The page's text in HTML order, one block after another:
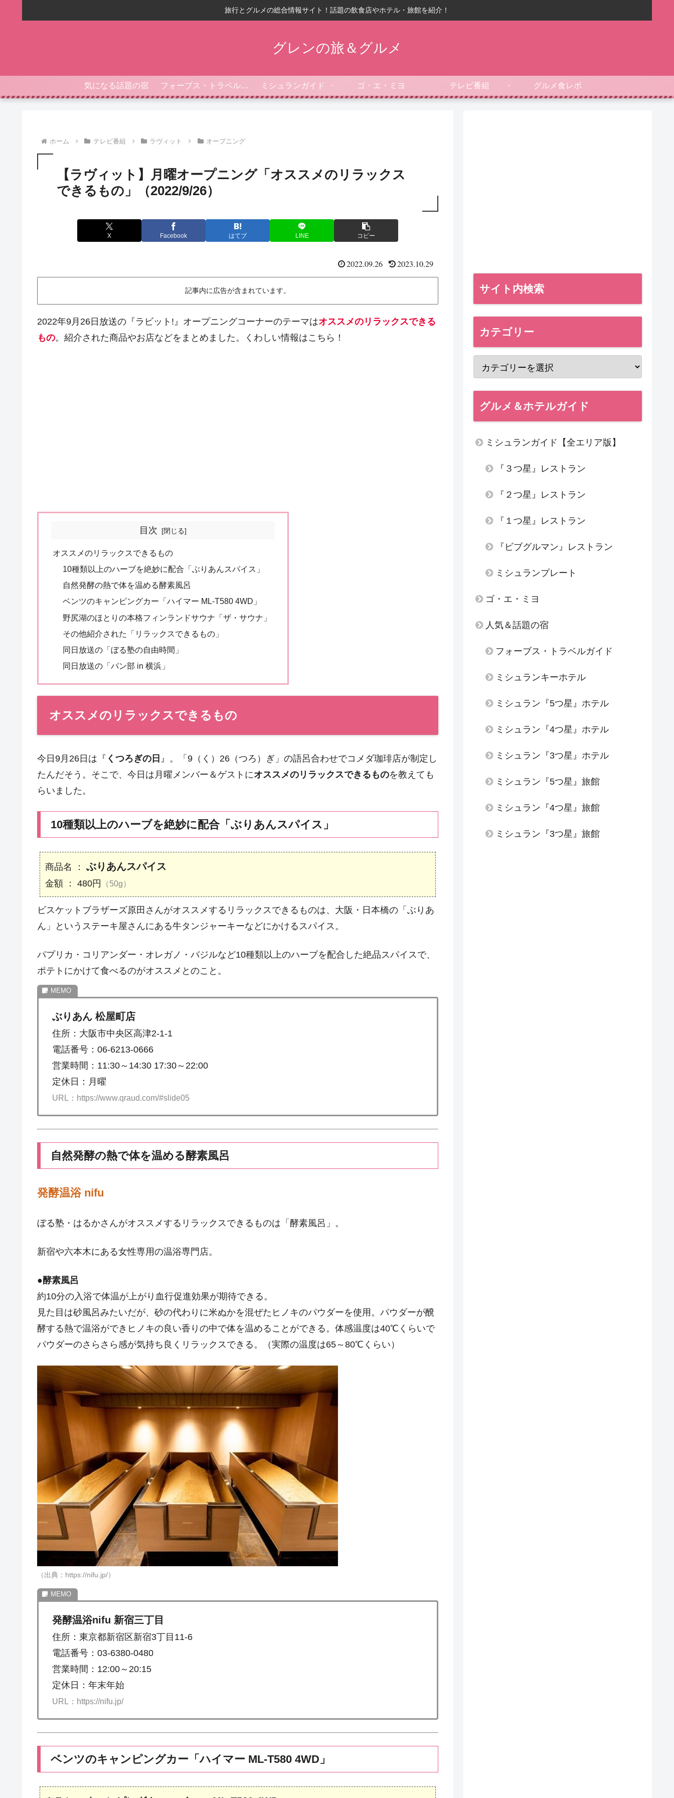
旅行とグルメの総合情報サイト！話題の飲食店やホテル・旅館を紹介！
グレンの旅＆グルメ
気になる話題の宿 フォーブス・トラベルガイド ミシュランガイド ゴ・エ・ミヨ テレビ番組 グルメ食レポ
ホーム テレビ番組 ラヴィット オープニング
【ラヴィット】月曜オープニング「オススメのリラックス
できるもの」（2022/9/26）
X Facebook はてブ LINE コピー
2022.09.26 2023.10.29
記事内に広告が含まれています。
2022年9月26日放送の『ラビット!』オープニングコーナーのテーマはオススメのリラックスできる
もの。紹介された商品やお店などをまとめました。くわしい情報はこちら！
目次
オススメのリラックスできるもの
10種類以上のハーブを絶妙に配合「ぶりあんスパイス」
自然発酵の熱で体を温める酵素風呂
ベンツのキャンピングカー「ハイマー ML-T580 4WD」
野尻湖のほとりの本格フィンランドサウナ「ザ・サウナ」
その他紹介された「リラックスできるもの」
同日放送の「ぼる塾の自由時間」
同日放送の「パン部 in 横浜」
オススメのリラックスできるもの
今日9月26日は『 くつろぎの日 』。「9（く）26（つろ）ぎ」の語呂合わせでコメダ珈琲店が制定し
たんだそう。そこで、今日は月曜メンバー＆ゲストにオススメのリラックスできるものを教えても
らいました。
10種類以上のハーブを絶妙に配合「ぶりあんスパイス」
商品名 ： ぶりあんスパイス
金額 ： 480円 （50g）
ビスケットブラザーズ原田さんがオススメするリラックスできるものは、大阪・日本橋の「ぶりあ
ん」というステーキ屋さんにある牛タンジャーキーなどにかけるスパイス。
パプリカ・コリアンダー・オレガノ・バジルなど10種類以上のハーブを配合した絶品スパイスで、
ポテトにかけて食べるのがオススメとのこと。
ぶりあん 松屋町店
住所：大阪市中央区高津2-1-1
電話番号：06-6213-0666
営業時間：11:30～14:30 17:30～22:00
定休日：月曜
URL：https://www.qraud.com/#slide05
自然発酵の熱で体を温める酵素風呂
発酵温浴 nifu
ぼる塾・はるかさんがオススメするリラックスできるものは「酵素風呂」。
新宿や六本木にある女性専用の温浴専門店。
●酵素風呂
約10分の入浴で体温が上がり血行促進効果が期待できる。
見た目は砂風呂みたいだが、砂の代わりに米ぬかを混ぜたヒノキのパウダーを使用。パウダーが醗
酵する熱で温浴ができヒノキの良い香りの中で体を温めることができる。体感温度は40℃くらいで
パウダーのさらさら感が気持ち良くリラックスできる。（実際の温度は65～80℃くらい）
（出典：https://nifu.jp/）
発酵温浴nifu 新宿三丁目
住所：東京都新宿区新宿3丁目11-6
電話番号：03-6380-0480
営業時間：12:00～20:15
定休日：年末年始
URL：https://nifu.jp/
ベンツのキャンピングカー「ハイマー ML-T580 4WD」
サイト内検索
カテゴリー
グルメ＆ホテルガイド
ミシュランガイド【全エリア版】
『３つ星』レストラン
『２つ星』レストラン
『１つ星』レストラン
『ビブグルマン』レストラン
ミシュランプレート
ゴ・エ・ミヨ
人気＆話題の宿
フォーブス・トラベルガイド
ミシュランキーホテル
ミシュラン『5つ星』ホテル
ミシュラン『4つ星』ホテル
ミシュラン『3つ星』ホテル
ミシュラン『5つ星』旅館
ミシュラン『4つ星』旅館
ミシュラン『3つ星』旅館